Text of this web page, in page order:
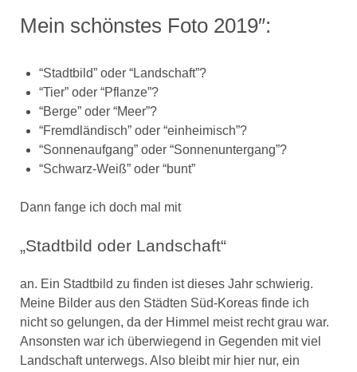
Mein schönstes Foto 2019″:
“Stadtbild” oder “Landschaft”?
“Tier” oder “Pflanze”?
“Berge” oder “Meer”?
“Fremdländisch” oder “einheimisch”?
“Sonnenaufgang” oder “Sonnenuntergang”?
“Schwarz-Weiß” oder “bunt”
Dann fange ich doch mal mit
„Stadtbild oder Landschaft“
an. Ein Stadtbild zu finden ist dieses Jahr schwierig.
Meine Bilder aus den Städten Süd-Koreas finde ich
nicht so gelungen, da der Himmel meist recht grau war.
Ansonsten war ich überwiegend in Gegenden mit viel
Landschaft unterwegs. Also bleibt mir hier nur, ein